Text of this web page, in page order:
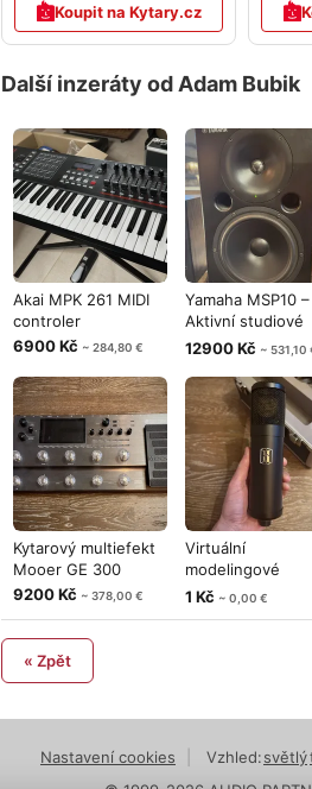
Koupit na Kytary.cz
Další inzeráty od Adam Bubik
Akai MPK 261 MIDI
controler
6900 Kč ~ 284,80 €
Yamaha MSP10 –
Aktivní studiové
monitory pro
12900 Kč ~ 531,10
Kytarový multiefekt
Mooer GE 300
9200 Kč ~ 378,00 €
Virtuální
modelingové
mikrofony 2ks
1 Kč ~ 0,00 €
« Zpět
Nastavení cookies Vzhled:světlý